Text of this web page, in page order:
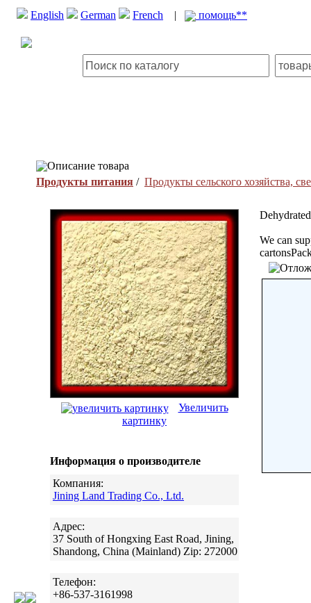
English German French | помощь**
Описание товара
Продукты питания / Продукты сельского хозяйства,
Увеличить
картинку
Информация о производителе
Компания:
Jining Land Trading Co., Ltd.
Адрес:
37 South of Hongxing East Road, Jining,
Shandong, China (Mainland) Zip: 272000
Телефон:
+86-537-3161998
We can